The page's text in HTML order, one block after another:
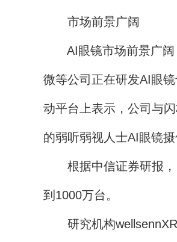
市场前景广阔
AI眼镜市场前景广阔
微等公司正在研发AI眼
动平台上表示，公司与
的弱听弱视人士AI眼镜
根据中信证券研报，
到1000万台。
研究机构wellsennXR